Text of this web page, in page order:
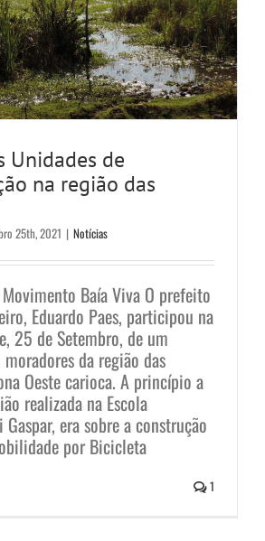
Unidades de
na região das
25th, 2021 | Notícias
Baía Viva O prefeito
Eduardo Paes, participou na
25 de Setembro, de um
da região das
Oeste carioca. A princípio a
realizada na Escola
era sobre a construção
por Bicicleta
1